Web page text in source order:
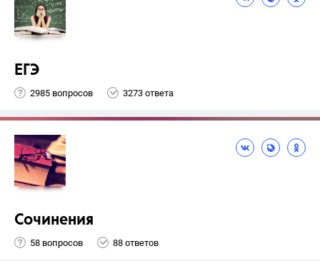
ЕГЭ
2985 вопросов 3273 ответа
Сочинения
58 вопросов 88 ответов